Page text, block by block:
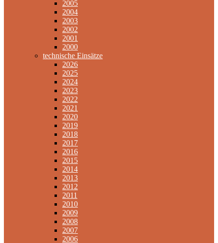
2005
2004
2003
2002
2001
2000
technische Einsätze
2026
2025
2024
2023
2022
2021
2020
2019
2018
2017
2016
2015
2014
2013
2012
2011
2010
2009
2008
2007
2006